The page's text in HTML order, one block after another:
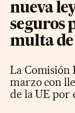
nueva
seguros
multa
La Comisión
marzo con
de la UE por